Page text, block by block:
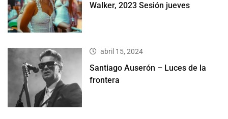
Walker, 2023 Sesión jueves
abril 15, 2024
Santiago Auserón – Luces de la
frontera